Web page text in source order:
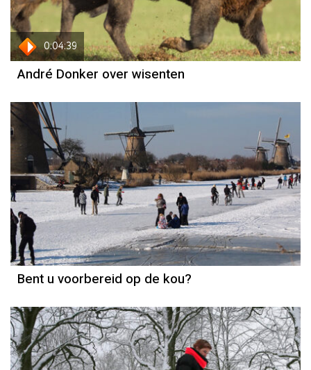
0:04:39
André Donker over wisenten
Bent u voorbereid op de kou?